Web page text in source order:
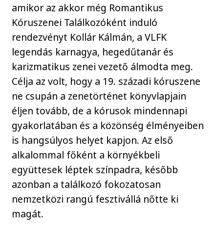
amikor az akkor még Romantikus
Kóruszenei Találkozóként induló
rendezvényt Kollár Kálmán, a VLFK
legendás karnagya, hegedűtanár és
karizmatikus zenei vezető álmodta meg.
Célja az volt, hogy a 19. századi kóruszene
ne csupán a zenetörténet könyvlapjain
éljen tovább, de a kórusok mindennapi
gyakorlatában és a közönség élményeiben
is hangsúlyos helyet kapjon. Az első
alkalommal főként a környékbeli
együttesek léptek színpadra, később
azonban a találkozó fokozatosan
nemzetközi rangú fesztivállá nőtte ki
magát.